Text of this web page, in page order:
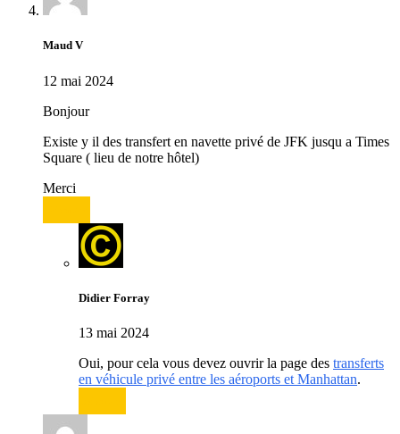
Maud V
12 mai 2024
Bonjour
Existe y il des transfert en navette privé de JFK jusqu a Times
Square ( lieu de notre hôtel)
Merci
Didier Forray
13 mai 2024
Oui, pour cela vous devez ouvrir la page des transferts
en véhicule privé entre les aéroports et Manhattan.